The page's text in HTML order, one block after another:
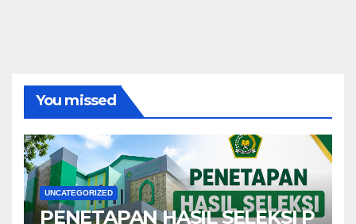
You missed
UNCATEGORIZED
PENETAPAN HASIL SELEKSI P